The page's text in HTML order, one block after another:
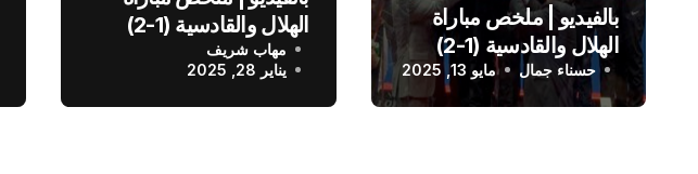
بالفيديو | ملخص مباراة
الهلال والقادسية (1-2)
الدوري السعودي
حسناء جمال مايو 13, 2025
الهلال والقادسية (1-2)
الدوري السعودي
مهاب شريف
يناير 28, 2025